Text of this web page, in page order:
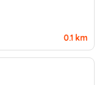
0.1 km